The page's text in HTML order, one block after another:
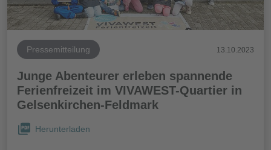
Pressemitteilung 13.10.2023
Junge Abenteurer erleben spannende
Ferienfreizeit im VIVAWEST-Quartier in
Gelsenkirchen-Feldmark
Herunterladen